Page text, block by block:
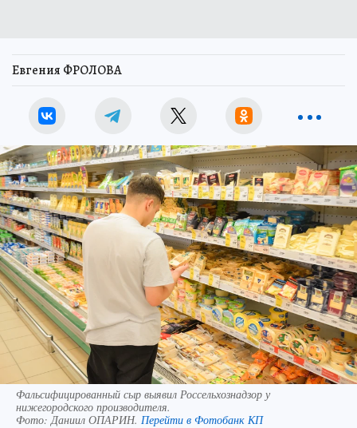
Евгения ФРОЛОВА
Фальсифицированный сыр выявил Россельхознадзор у
нижегородского производителя.
Фото:Даниил ОПАРИН. Перейти в Фотобанк КП